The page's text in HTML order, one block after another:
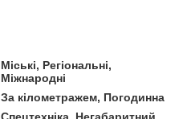
Міські, Регіональні,
Міжнародні
За кілометражем, Погодинна